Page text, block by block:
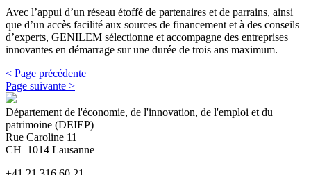
Avec l’appui d’un réseau étoffé de partenaires et de parrains, ainsi
que d’un accès facilité aux sources de financement et à des conseils
d’experts, GENILEM sélectionne et accompagne des entreprises
innovantes en démarrage sur une durée de trois ans maximum.
< Page précédente
Page suivante >
Département de l'économie, de l'innovation, de l'emploi et du
patrimoine (DEIEP)
Rue Caroline 11
CH–1014 Lausanne